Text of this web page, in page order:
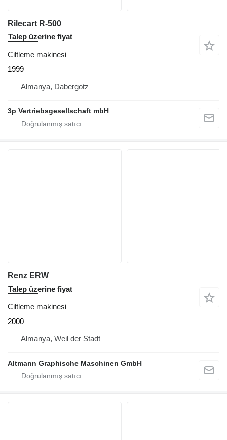
Rilecart R-500
Talep üzerine fiyat
Ciltleme makinesi
1999
Almanya, Dabergotz
3p Vertriebsgesellschaft mbH
Renz ERW
Talep üzerine fiyat
Ciltleme makinesi
2000
Almanya, Weil der Stadt
Altmann Graphische Maschinen GmbH